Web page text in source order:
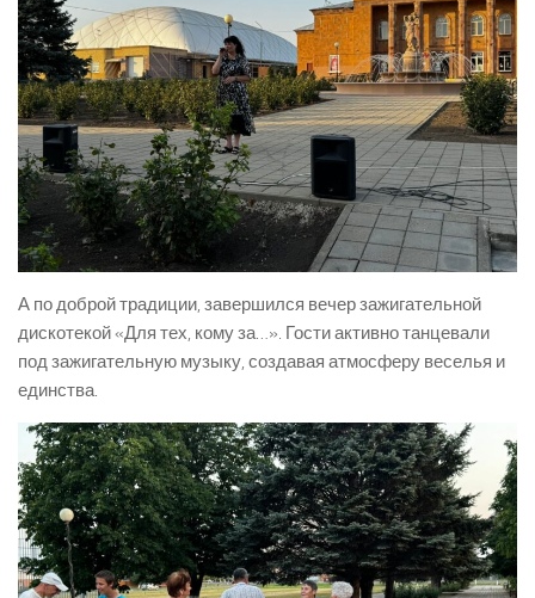
А по доброй традиции, завершился вечер зажигательной
дискотекой «Для тех, кому за…». Гости активно танцевали
под зажигательную музыку, создавая атмосферу веселья и
единства.